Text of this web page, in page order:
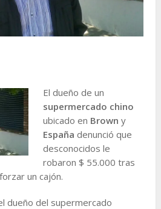
El dueño de un
supermercado chino
ubicado en Brown y
España denunció que
desconocidos le
robaron $ 55.000 tras
un cajón.
dueño del supermercado